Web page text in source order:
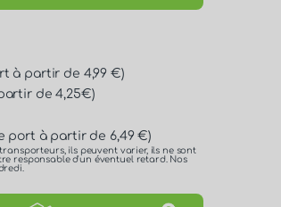
à partir de 4,99 €)
de 4,25€)
port à partir de 6,49 €)
ils peuvent varier, ils ne sont
responsable d'un éventuel retard. Nos